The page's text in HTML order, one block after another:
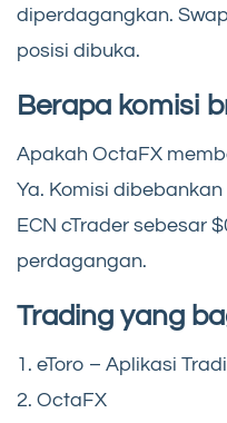
diperdagangkan.
posisi dibuka.
Berapa komisi
Apakah OctaFX
Ya. Komisi
ECN cTrader sebesar
perdagangan.
Trading yang
1. eToro – Aplikasi
2. OctaFX